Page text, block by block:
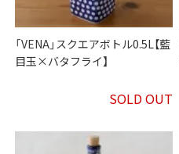
「VENA」スクエアボトル0.5L【藍
目玉×バタフライ】
SOLD OUT